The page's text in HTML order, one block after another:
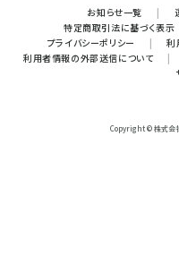
お知らせ一覧 |
特定商取引法に基づく表示
プライバシーポリシー
| 利
利用者情報の外部送信について
|
Copyright © 株式